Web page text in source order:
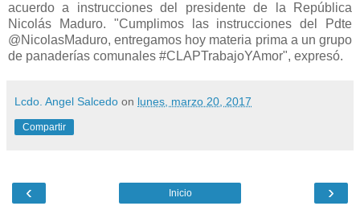
acuerdo a instrucciones del presidente de la República
Nicolás Maduro. "Cumplimos las instrucciones del Pdte
@NicolasMaduro, entregamos hoy materia prima a un grupo
de panaderías comunales #CLAPTrabajoYAmor", expresó.
Lcdo. Angel Salcedo on lunes, marzo 20, 2017
Compartir
‹ ›
Inicio